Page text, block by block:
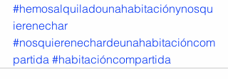
#hemosalquiladounahabitaciónynosqu
ierenechar
#nosquierenechardeunahabitacióncom
partida #habitacióncompartida